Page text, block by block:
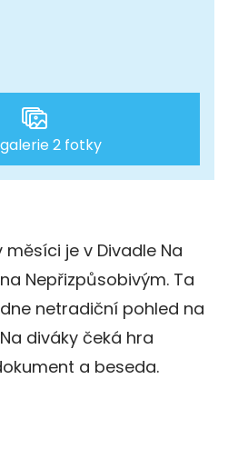
2 fotky
měsíci je v Divadle Na
Nepřizpůsobivým. Ta
netradiční pohled na
diváky čeká hra
a beseda.